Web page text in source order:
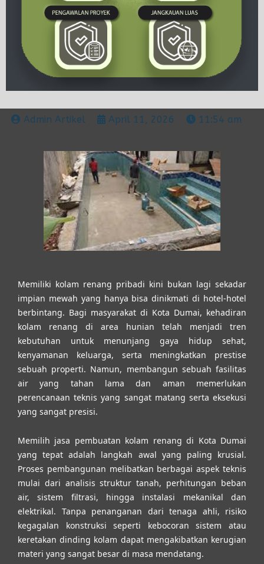
Admin Artikel April 11, 2026 11:54 am
Memiliki kolam renang pribadi kini bukan lagi sekadar
impian mewah yang hanya bisa dinikmati di hotel-hotel
berbintang. Bagi masyarakat di Kota Dumai, kehadiran
kolam renang di area hunian telah menjadi tren
kebutuhan untuk menunjang gaya hidup sehat,
kenyamanan keluarga, serta meningkatkan prestise
sebuah properti. Namun, membangun sebuah fasilitas
air yang tahan lama dan aman memerlukan
perencanaan teknis yang sangat matang serta eksekusi
yang sangat presisi.
Memilih jasa pembuatan kolam renang di Kota Dumai
yang tepat adalah langkah awal yang paling krusial.
Proses pembangunan melibatkan berbagai aspek teknis
mulai dari analisis struktur tanah, perhitungan beban
air, sistem filtrasi, hingga instalasi mekanikal dan
elektrikal. Tanpa penanganan dari tenaga ahli, risiko
kegagalan konstruksi seperti kebocoran sistem atau
keretakan dinding kolam dapat mengakibatkan kerugian
materi yang sangat besar di masa mendatang.